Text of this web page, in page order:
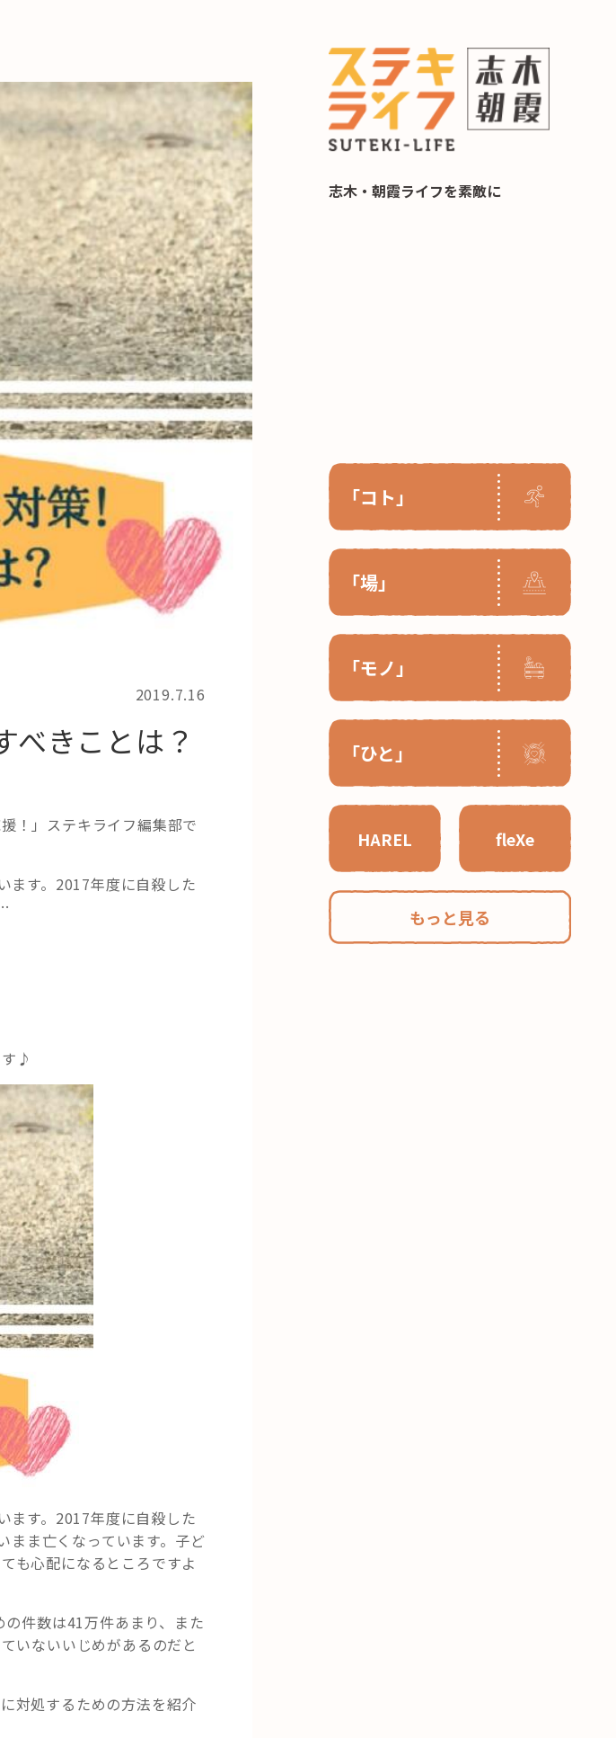
志木・朝霞ライフを素敵に
「コト」
「場」
「モノ」
「ひと」
HAREL fleXe
もっと見る
これからの暮らし 住み替え相談
記事検索
2019.7.16
べきことは？
！」ステキライフ編集部で
ます。2017年度に自殺した
す♪
ます。2017年度に自殺した
まま亡くなっています。子ど
も心配になるところですよ
件数は41万件あまり、また
いないいじめがあるのだと
対処するための方法を紹介